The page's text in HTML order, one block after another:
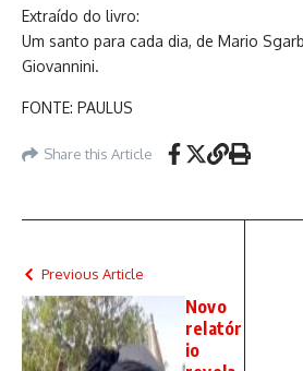
Extraído do livro:
Um santo para cada dia, de Mario
Giovannini.
FONTE: PAULUS
Share this Article
Previous Article
Novo
relatór
io